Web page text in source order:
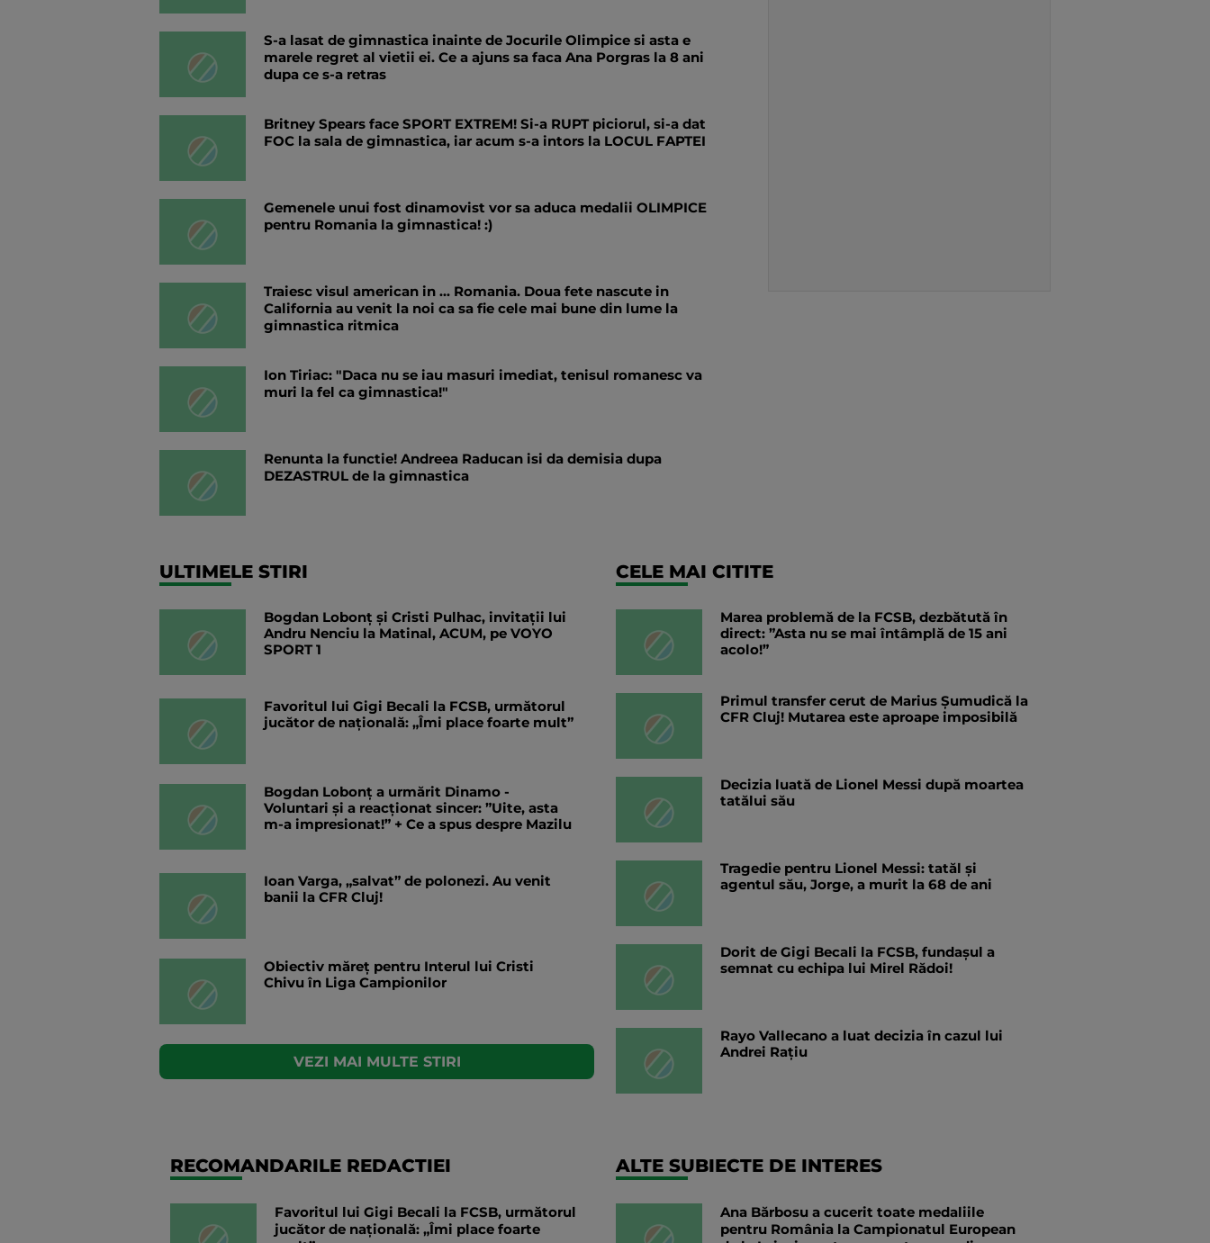
S-a lasat de gimnastica inainte de Jocurile Olimpice si asta e
marele regret al vietii ei. Ce a ajuns sa faca Ana Porgras la 8 ani
dupa ce s-a retras
Britney Spears face SPORT EXTREM! Si-a RUPT piciorul, si-a dat
FOC la sala de gimnastica, iar acum s-a intors la LOCUL FAPTEI
Gemenele unui fost dinamovist vor sa aduca medalii OLIMPICE
pentru Romania la gimnastica! :)
Traiesc visul american in ... Romania. Doua fete nascute in
California au venit la noi ca sa fie cele mai bune din lume la
gimnastica ritmica
Ion Tiriac: "Daca nu se iau masuri imediat, tenisul romanesc va
muri la fel ca gimnastica!"
Renunta la functie! Andreea Raducan isi da demisia dupa
DEZASTRUL de la gimnastica
ULTIMELE STIRI
Bogdan Lobonț și Cristi Pulhac, invitații lui
Andru Nenciu la Matinal, ACUM, pe VOYO
SPORT 1
Favoritul lui Gigi Becali la FCSB, următorul
jucător de națională: „Îmi place foarte mult”
Bogdan Lobonț a urmărit Dinamo -
Voluntari și a reacționat sincer: ”Uite, asta
m-a impresionat!” + Ce a spus despre Mazilu
Ioan Varga, „salvat” de polonezi. Au venit
banii la CFR Cluj!
Obiectiv măreț pentru Interul lui Cristi
Chivu în Liga Campionilor
VEZI MAI MULTE STIRI
CELE MAI CITITE
Marea problemă de la FCSB, dezbătută în
direct: ”Asta nu se mai întâmplă de 15 ani
acolo!”
Primul transfer cerut de Marius Șumudică la
CFR Cluj! Mutarea este aproape imposibilă
Decizia luată de Lionel Messi după moartea
tatălui său
Tragedie pentru Lionel Messi: tatăl și
agentul său, Jorge, a murit la 68 de ani
Dorit de Gigi Becali la FCSB, fundașul a
semnat cu echipa lui Mirel Rădoi!
Rayo Vallecano a luat decizia în cazul lui
Andrei Rațiu
RECOMANDARILE REDACTIEI
Favoritul lui Gigi Becali la FCSB, următorul
jucător de națională: „Îmi place foarte
ALTE SUBIECTE DE INTERES
Ana Bărbosu a cucerit toate medaliile
pentru România la Campionatul European